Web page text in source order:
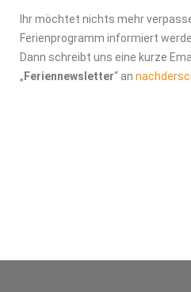
Ihr möchtet nichts mehr
Ferienprogramm informiert
Dann schreibt uns eine kurze
„ Feriennewsletter“ an